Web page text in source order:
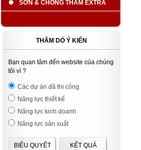
SƠN & CHỐNG THẤM EXTRA
THĂM DÒ Ý KIẾN
Bạn quan tâm đến website của chúng
tôi vì ?
Các dự án đã thi công
Năng lực thiết kế
Năng lực kinh doanh
Năng lực sản xuất
BIỂU QUYẾT KẾT QUẢ